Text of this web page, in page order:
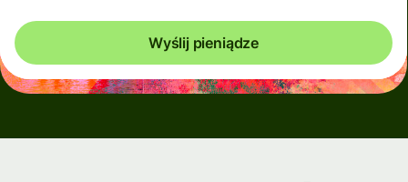
Wyślij pieniądze